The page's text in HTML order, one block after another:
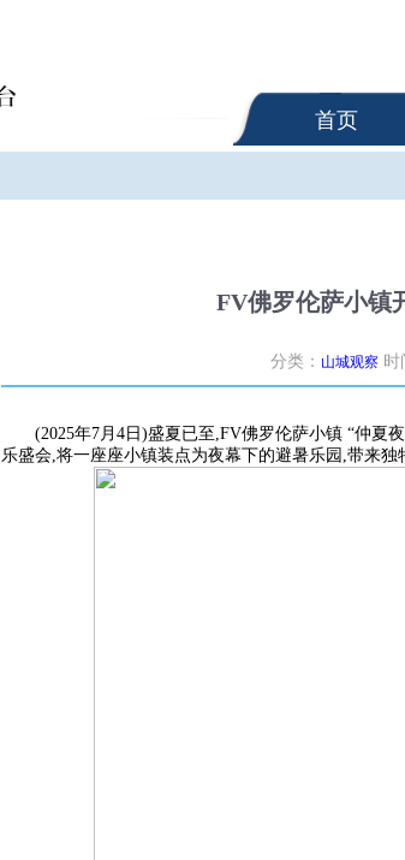
首页
FV佛罗伦萨小镇
分类： 山城观察 时
(2025年7月4日)盛夏已至,FV佛罗伦萨小镇 “仲夏
乐盛会,将一座座小镇装点为夜幕下的避暑乐园,带来独